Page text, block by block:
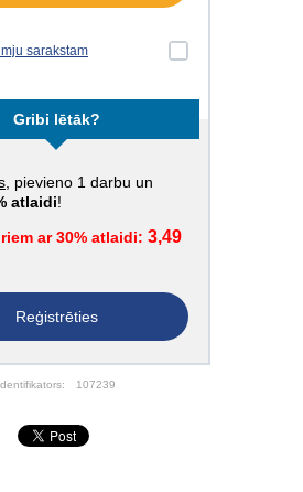
sarakstam
Gribi lētāk?
, pievieno 1 darbu un
atlaidi!
ar 30% atlaidi: 3,49
Reģistrēties
107239